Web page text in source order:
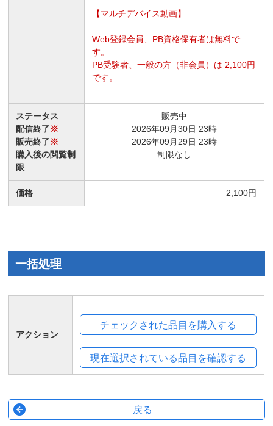
【マルチデバイス動画】
Web登録会員、PB資格保有者は無料で
す。
PB受験者、一般の方（非会員）は 2,100円
です。
ステータス
配信終了※
販売終了※
購入後の閲覧制
限
販売中
2026年09月30日 23時
2026年09月29日 23時
制限なし
価格 2,100円
一括処理
アクション